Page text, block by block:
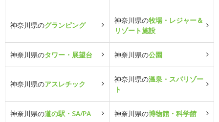
神奈川県のグランピング
神奈川県の牧場・レジャー＆
リゾート施設
神奈川県のタワー・展望台 神奈川県の公園
神奈川県のアスレチック
神奈川県の温泉・スパリゾー
ト
神奈川県の道の駅・SA/PA 神奈川県の博物館・科学館